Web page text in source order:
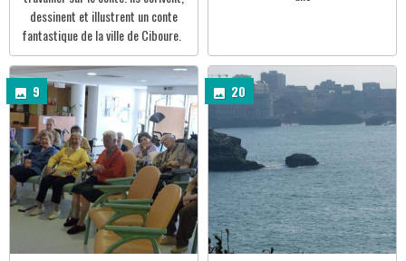
dessinent et illustrent un conte
fantastique de la ville de Ciboure.
9 20